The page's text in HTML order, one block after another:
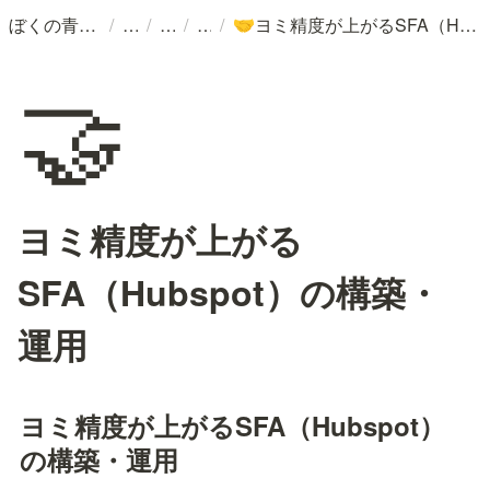
ぼくの青春記 / / / / 🤝 ヨミ精度が上がるSFA（Hubspot）の構築・運用
🤝
ヨミ精度が上がる
SFA（Hubspot）の構築・
運用
ヨミ精度が上がるSFA（Hubspot）
の構築・運用